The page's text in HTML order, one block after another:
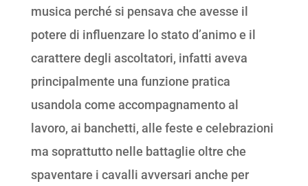
musica perché si pensava che avesse il
potere di influenzare lo stato d’animo e il
carattere degli ascoltatori, infatti aveva
principalmente una funzione pratica
usandola come accompagnamento al
lavoro, ai banchetti, alle feste e celebrazioni
ma soprattutto nelle battaglie oltre che
spaventare i cavalli avversari anche per